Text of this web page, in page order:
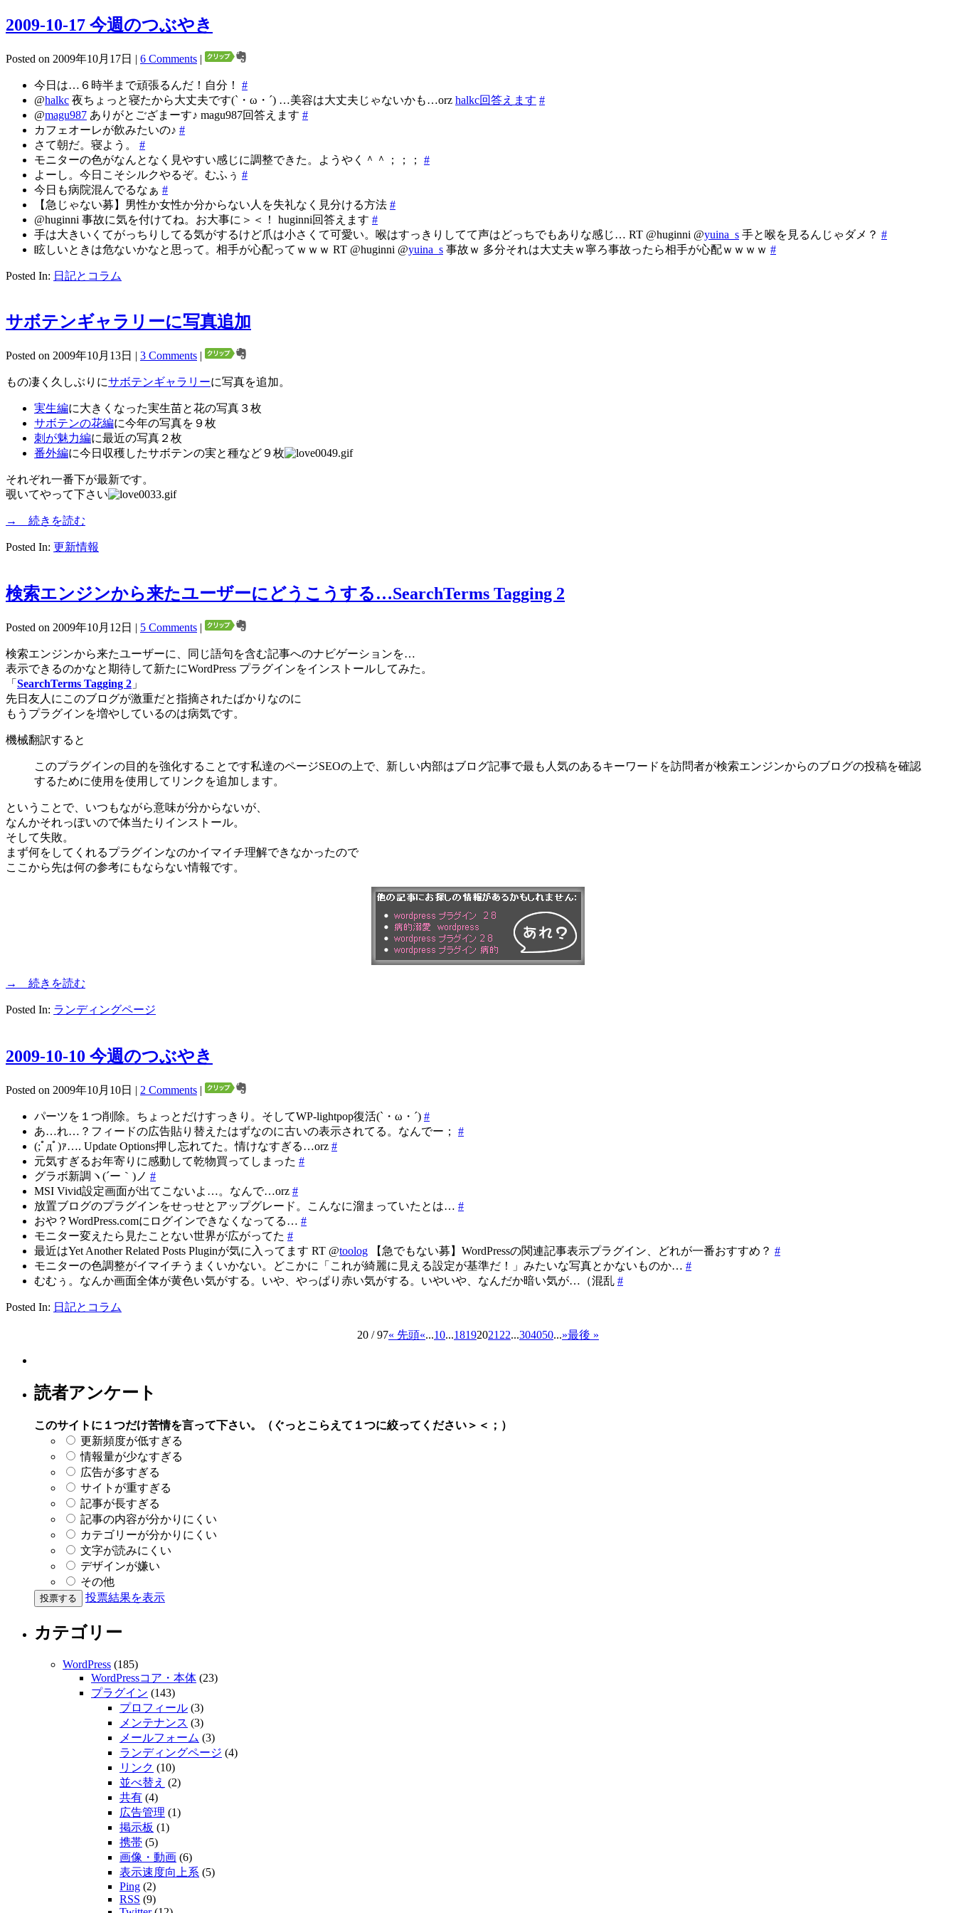
2009-10-17 今週のつぶやき
Posted on 2009年10月17日 | 6 Comments |
今日は…６時半まで頑張るんだ！自分！ #
@halkc 夜ちょっと寝たから大丈夫です(`・ω・´) …美容は大丈夫じゃないかも…orz halkc回答えます #
@magu987 ありがとござまーす♪ magu987回答えます #
カフェオーレが飲みたいの♪ #
さて朝だ。寝よう。 #
モニターの色がなんとなく見やすい感じに調整できた。ようやく＾＾；；； #
よーし。今日こそシルクやるぞ。むふぅ #
今日も病院混んでるなぁ #
【急じゃない募】男性か女性か分からない人を失礼なく見分ける方法 #
@huginni 事故に気を付けてね。お大事に＞＜！ huginni回答えます #
手は大きいくてがっちりしてる気がするけど爪は小さくて可愛い。喉はすっきりしてて声はどっちでもありな感じ… RT @huginni @yuina_s 手と喉を見るんじゃダメ？ #
眩しいときは危ないかなと思って。相手が心配ってｗｗｗ RT @huginni @yuina_s 事故ｗ 多分それは大丈夫ｗ寧ろ事故ったら相手が心配ｗｗｗｗ #
Posted In: 日記とコラム
サボテンギャラリーに写真追加
Posted on 2009年10月13日 | 3 Comments |
もの凄く久しぶりにサボテンギャラリーに写真を追加。
実生編に大きくなった実生苗と花の写真３枚
サボテンの花編に今年の写真を９枚
刺が魅力編に最近の写真２枚
番外編に今日収穫したサボテンの実と種など９枚
それぞれ一番下が最新です。
覗いてやって下さい
→ 続きを読む
Posted In: 更新情報
検索エンジンから来たユーザーにどうこうする…SearchTerms Tagging 2
Posted on 2009年10月12日 | 5 Comments |
検索エンジンから来たユーザーに、同じ語句を含む記事へのナビゲーションを…
表示できるのかなと期待して新たにWordPress プラグインをインストールしてみた。
「 SearchTerms Tagging 2 」
先日友人にこのブログが激重だと指摘されたばかりなのに
もうプラグインを増やしているのは病気です。
機械翻訳すると
このプラグインの目的を強化することです私達のページSEOの上で、新しい内部はブログ記事で最も人気のあるキーワードを訪問者が検索エンジンからのブログの投稿を確認
するために使用を使用してリンクを追加します。
ということで、いつもながら意味が分からないが、
なんかそれっぽいので体当たりインストール。
そして失敗。
まず何をしてくれるプラグインなのかイマイチ理解できなかったので
ここから先は何の参考にもならない情報です。
→ 続きを読む
Posted In: ランディングページ
2009-10-10 今週のつぶやき
Posted on 2009年10月10日 | 2 Comments |
パーツを１つ削除。ちょっとだけすっきり。そしてWP-lightpop復活(`・ω・´) #
あ…れ…？フィードの広告貼り替えたはずなのに古いの表示されてる。なんでー； #
(;ﾟдﾟ)ｧ…. Update Options押し忘れてた。情けなすぎる…orz #
元気すぎるお年寄りに感動して乾物買ってしまった #
グラボ新調ヽ(´ー｀)ノ #
MSI Vivid設定画面が出てこないよ…。なんで…orz #
放置ブログのプラグインをせっせとアップグレード。こんなに溜まっていたとは… #
おや？WordPress.comにログインできなくなってる… #
モニター変えたら見たことない世界が広がってた #
最近はYet Another Related Posts Pluginが気に入ってます RT @toolog 【急でもない募】WordPressの関連記事表示プラグイン、どれが一番おすすめ？ #
モニターの色調整がイマイチうまくいかない。どこかに「これが綺麗に見える設定が基準だ！」みたいな写真とかないものか… #
むむぅ。なんか画面全体が黄色い気がする。いや、やっぱり赤い気がする。いやいや、なんだか暗い気が…（混乱 #
Posted In: 日記とコラム
20 / 97« 先頭«...10...18192021 22...304050...»最後 »
読者アンケート
このサイトに１つだけ苦情を言って下さい。（ぐっとこらえて１つに絞ってください＞＜；）
更新頻度が低すぎる
情報量が少なすぎる
広告が多すぎる
サイトが重すぎる
記事が長すぎる
記事の内容が分かりにくい
カテゴリーが分かりにくい
文字が読みにくい
デザインが嫌い
その他
投票結果を表示
カテゴリー
WordPress (185)
WordPressコア・本体 (23)
プラグイン (143)
プロフィール (3)
メンテナンス (3)
メールフォーム (3)
ランディングページ (4)
リンク (10)
並べ替え (2)
共有 (4)
広告管理 (1)
掲示板 (1)
携帯 (5)
画像・動画 (6)
表示速度向上系 (5)
Ping (2)
RSS (9)